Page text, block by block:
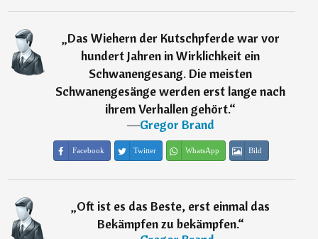
„Das Wiehern der Kutschpferde war vor
hundert Jahren in Wirklichkeit ein
Schwanengesang. Die meisten
Schwanengesänge werden erst lange nach
ihrem Verhallen gehört.“
―Gregor Brand
Facebook Twitter WhatsApp Bild
„Oft ist es das Beste, erst einmal das
Bekämpfen zu bekämpfen.“